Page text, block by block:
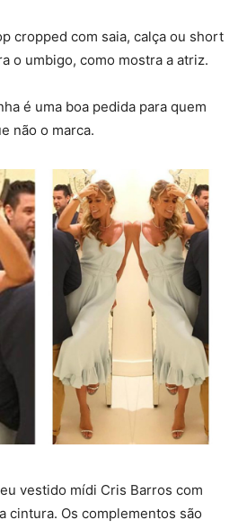
cropped com saia, calça ou short
o umbigo, como mostra a atriz.
é uma boa pedida para quem
não o marca.
vestido mídi Cris Barros com
cintura. Os complementos são